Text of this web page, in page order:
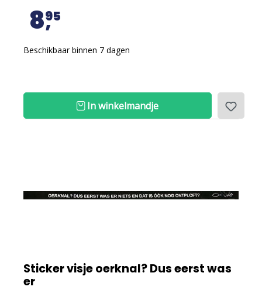
895
Beschikbaar binnen 7 dagen
In winkelmandje
Sticker visje oerknal? Dus eerst was
er